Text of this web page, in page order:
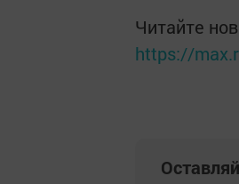
Читайте
https://